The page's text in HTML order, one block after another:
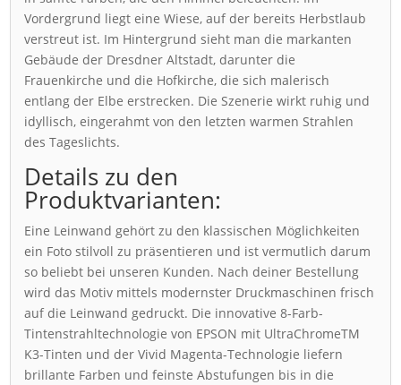
Vordergrund liegt eine Wiese, auf der bereits Herbstlaub
verstreut ist. Im Hintergrund sieht man die markanten
Gebäude der Dresdner Altstadt, darunter die
Frauenkirche und die Hofkirche, die sich malerisch
entlang der Elbe erstrecken. Die Szenerie wirkt ruhig und
idyllisch, eingerahmt von den letzten warmen Strahlen
des Tageslichts.
Details zu den
Produktvarianten:
Eine Leinwand gehört zu den klassischen Möglichkeiten
ein Foto stilvoll zu präsentieren und ist vermutlich darum
so beliebt bei unseren Kunden. Nach deiner Bestellung
wird das Motiv mittels modernster Druckmaschinen frisch
auf die Leinwand gedruckt. Die innovative 8-Farb-
Tintenstrahltechnologie von EPSON mit UltraChromeTM
K3-Tinten und der Vivid Magenta-Technologie liefern
brillante Farben und feinste Abstufungen bis in die